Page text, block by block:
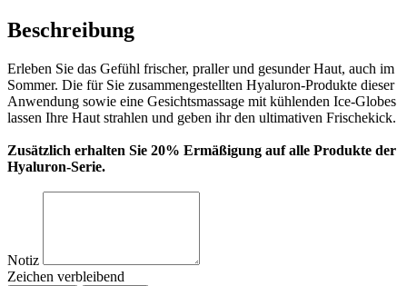
Beschreibung
Erleben Sie das Gefühl frischer, praller und gesunder Haut, auch im
Sommer. Die für Sie zusammengestellten Hyaluron-Produkte dieser
Anwendung sowie eine Gesichtsmassage mit kühlenden Ice-Globes
lassen Ihre Haut strahlen und geben ihr den ultimativen Frischekick.
Zusätzlich erhalten Sie 20% Ermäßigung auf alle Produkte der
Hyaluron-Serie.
Notiz
Zeichen verbleibend